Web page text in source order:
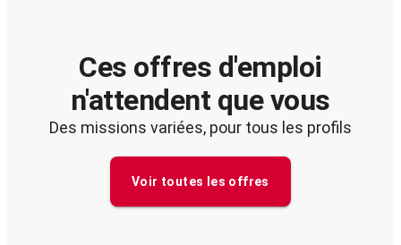
Ces offres d'emploi
n'attendent que vous
Des missions variées, pour tous les profils
Voir toutes les offres